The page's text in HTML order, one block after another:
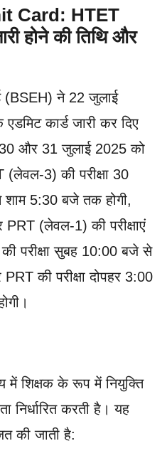
Card: HTET
होने की तिथि और
(BSEH) ने 22 जुलाई
कार्ड जारी कर दिए
30 और 31 जुलाई 2025 को
3) की परीक्षा 30
5:30 बजे तक होगी,
(लेवल-1) की परीक्षाएं
परीक्षा सुबह 10:00 बजे से
की परीक्षा दोपहर 3:00
में शिक्षक के रूप में नियुक्ति
निर्धारित करती है। यह
की जाती है: